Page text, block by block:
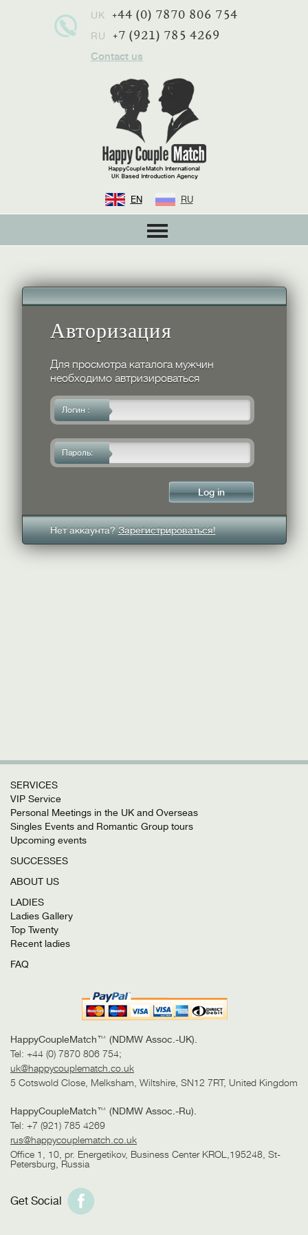
UK +44 (0) 7870 806 754
RU +7 (921) 785 4269
Contact us
EN RU
Авторизация
Для просмотра каталога мужчин
необходимо автризироваться
Логин :
Пароль:
Нет аккаунта?Зарегистрироваться!
SERVICES
VIP Service
Personal Meetings in the UK and Overseas
Singles Events and Romantic Group tours
Upcoming events
SUCCESSES
ABOUT US
LADIES
Ladies Gallery
Top Twenty
Recent ladies
FAQ
HappyCoupleMatch™ (NDMW Assoc.-UK).
Tel: +44 (0) 7870 806 754;
uk@happycouplematch.co.uk
5 Cotswold Close, Melksham, Wiltshire, SN12 7RT, United Kingdom
HappyCoupleMatch™ (NDMW Assoc.-Ru).
Tel: +7 (921) 785 4269
rus@happycouplematch.co.uk
Office 1, 10, pr. Energetikov, Business Center KROL,195248, St-
Petersburg, Russia
Get Social